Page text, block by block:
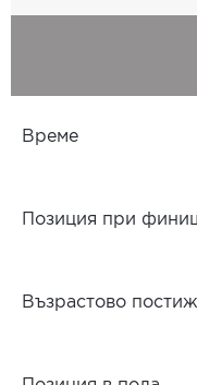
Време
Позиция при
Възрастово